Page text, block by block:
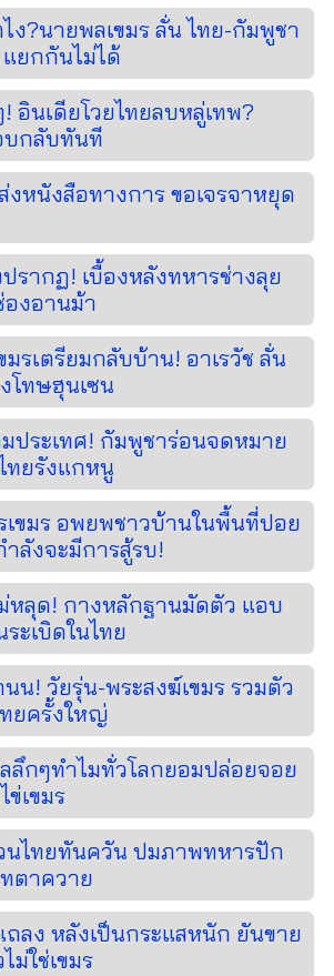
ง?นายพลเขมร ลั่น ไทย-กัมพูชา
ยกกันไม่ได้
อินเดียโวยไทยลบหลู่เทพ?
กลับทันที
งหนังสือทางการ ขอเจรจาหยุด
รากฏ! เบื้องหลังทหารช่างลุย
งอานม้า
มรเตรียมกลับบ้าน! อาเรวัช ลั่น
โทษฮุนเซน
ประเทศ! กัมพูชาร่อนจดหมาย
ทยรังแกหนู
เขมร อพยพชาวบ้านในพื้นที่ปอย
ำลังจะมีการสู้รบ!
หลุด! กางหลักฐานมัดตัว แอบ
ะเบิดในไทย
น! วัยรุ่น-พระสงฆ์เขมร รวมตัว
ยครั้งใหญ่
ลึกๆทำไมทั่วโลกยอมปล่อยจอย
ข่เขมร
นไทยทันควัน ปมภาพทหารปัก
ตาควาย
ลง หลังเป็นกระแสหนัก ยันขาย
ม่ใช่เขมร